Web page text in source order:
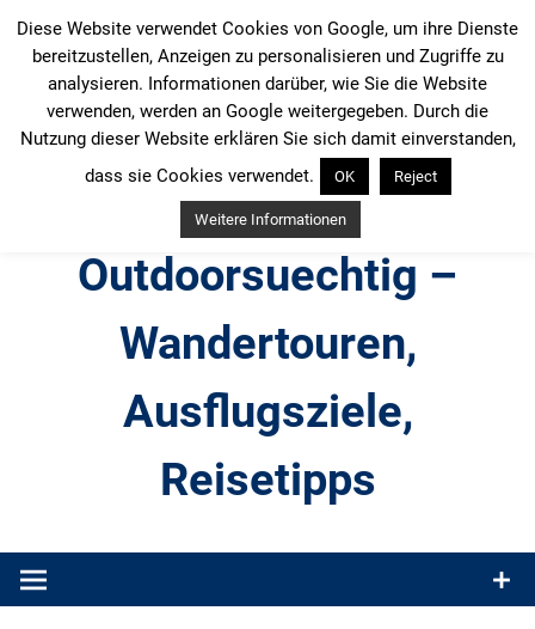
Inhalt
springen
Outdoorsuechtig –
Wandertouren,
Ausflugsziele,
Reisetipps
Produkttests und Buchrezensionen. Ein Blog für alle, die gern
Diese Website verwendet Cookies von Google, um ihre Dienste
bereitzustellen, Anzeigen zu personalisieren und Zugriffe zu
analysieren. Informationen darüber, wie Sie die Website
verwenden, werden an Google weitergegeben. Durch die
Nutzung dieser Website erklären Sie sich damit einverstanden,
dass sie Cookies verwendet.
OK Reject
Weitere Informationen